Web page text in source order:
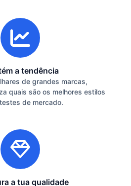
a tendência
de grandes marcas,
quais são os melhores estilos
de mercado.
a tua qualidade